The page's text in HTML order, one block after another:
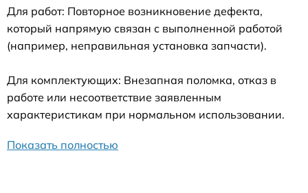
Для работ: Повторное возникновение дефекта,
который напрямую связан с выполненной работой
(например, неправильная установка запчасти).
Для комплектующих: Внезапная поломка, отказ в
работе или несоответствие заявленным
характеристикам при нормальном использовании.
Показать полностью